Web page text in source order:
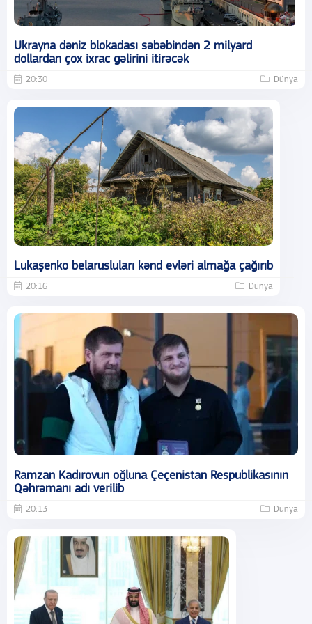
Ukrayna dəniz blokadası səbəbindən 2 milyard
dollardan çox ixrac gəlirini itirəcək
20:30 Dünya
Lukaşenko belarusluları kənd evləri almağa çağırıb
20:16 Dünya
Ramzan Kadırovun oğluna Çeçenistan Respublikasının
Qəhrəmanı adı verilib
20:13 Dünya